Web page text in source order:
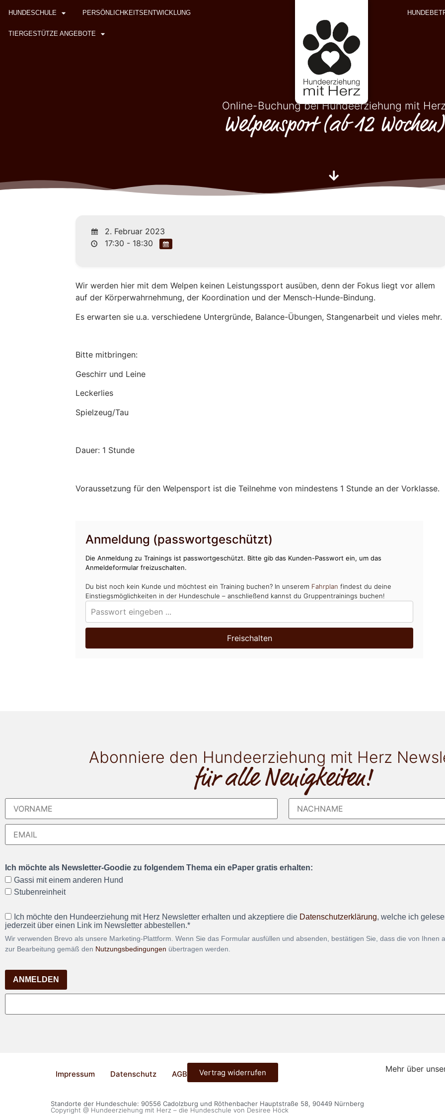
HUNDESCHULE PERSÖNLICHKEITSENTWICKLUNG
TIERGESTÜTZE ANGEBOTE
Online-Buchung bei Hundeerziehung mit Herz
Welpensport (ab 12 Wochen)
2. Februar 2023
17:30 - 18:30
Wir werden hier mit dem Welpen keinen Leistungssport ausüben, denn der Fokus liegt vor allem
auf der Körperwahrnehmung, der Koordination und der Mensch-Hunde-Bindung.
Es erwarten sie u.a. verschiedene Untergründe, Balance-Übungen, Stangenarbeit und vieles mehr.
Bitte mitbringen:
Geschirr und Leine
Leckerlies
Spielzeug/Tau
Dauer: 1 Stunde
Voraussetzung für den Welpensport ist die Teilnehme von mindestens 1 Stunde an der Vorklasse.
Anmeldung (passwortgeschützt)
Die Anmeldung zu Trainings ist passwortgeschützt. Bitte gib das Kunden-Passwort ein, um das
Anmeldeformular freizuschalten.
Du bist noch kein Kunde und möchtest ein Training buchen? In unserem Fahrplan findest du deine
Einstiegsmöglichkeiten in der Hundeschule – anschließend kannst du Gruppentrainings buchen!
Freischalten
Abonniere den Hundeerziehung mit Herz
für alle Neuigkeiten!
Ich möchte als Newsletter-Goodie zu folgendem Thema ein ePaper gratis erhalten:
Gassi mit einem anderen Hund
Stubenreinheit
Ich möchte den Hundeerziehung mit Herz Newsletter erhalten und akzeptiere die Datenschutzerklärung, welche ich
jederzeit über einen Link im Newsletter abbestellen.*
Wir verwenden Brevo als unsere Marketing-Plattform. Wenn Sie das Formular ausfüllen und absenden, bestätigen Sie, dass die von Ihnen
zur Bearbeitung gemäß den Nutzungsbedingungen übertragen werden.
ANMELDEN
Impressum Datenschutz AGB Vertrag widerrufen Mehr über
Standorte der Hundeschule: 90556 Cadolzburg und Röthenbacher Hauptstraße 58, 90449 Nürnberg
Copyright @ Hundeerziehung mit Herz – die Hundeschule von Desiree Höck